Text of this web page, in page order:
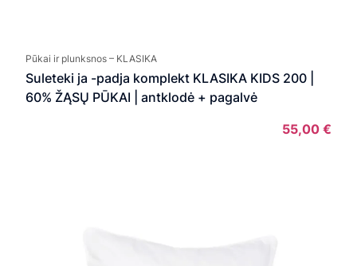
Pūkai ir plunksnos – KLASIKA
Suleteki ja -padja komplekt KLASIKA KIDS 200 |
60% ŽĄSŲ PŪKAI | antklodė + pagalvė
55,00 €